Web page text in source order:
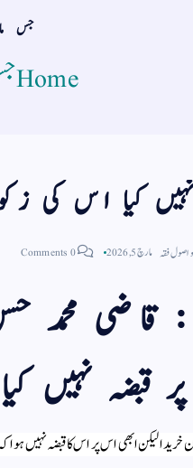
جس
Home
کیا اس کی
اصول فقہ مارچ 5, 2026 0 Comments
قاضی محمد
قبضہ نہیں
لیکن ابھی اس پر اس کا قبضہ نہیں ہوا